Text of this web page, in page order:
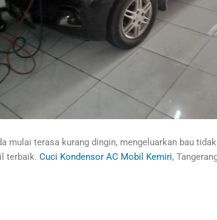
mulai terasa kurang dingin, mengeluarkan bau
terbaik. Cuci Kondensor AC Mobil Kemiri,